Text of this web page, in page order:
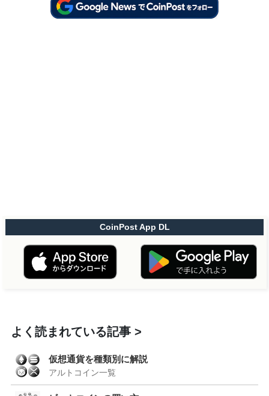
CoinPost App DL
よく読まれている記事
仮想通貨を種類別に解説
アルトコイン一覧